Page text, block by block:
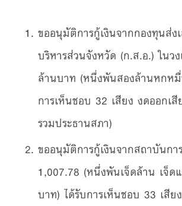
ขออนุมัติการกู้เงินจากกองทุนส่ง
บริหารส่วนจังหวัด (ก.ส.อ.) ในว
ล้านบาท (หนึ่งพันสองล้านหกห
การเห็นชอบ 32 เสียง งดออกเ
รวมประธานสภา)
ขออนุมัติการกู้เงินจากสถาบันกา
1,007.78 (หนึ่งพันเจ็ดล้าน เจ็
บาท) ได้รับการเห็นชอบ 33 เสีย